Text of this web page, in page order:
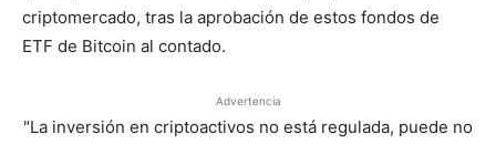
criptomercado, tras la aprobación de estos fondos de
ETF de Bitcoin al contado.
Advertencia
"La inversión en criptoactivos no está regulada, puede no